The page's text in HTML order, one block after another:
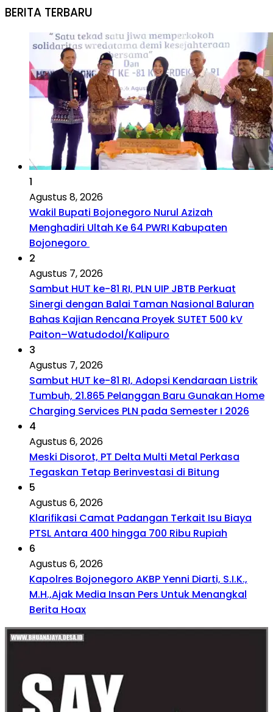
BERITA TERBARU
1
Agustus 8, 2026
Wakil Bupati Bojonegoro Nurul Azizah
Menghadiri Ultah Ke 64 PWRI Kabupaten
Bojonegoro
2
Agustus 7, 2026
Sambut HUT ke-81 RI, PLN UIP JBTB Perkuat
Sinergi dengan Balai Taman Nasional Baluran
Bahas Kajian Rencana Proyek SUTET 500 kV
Paiton–Watudodol/Kalipuro
3
Agustus 7, 2026
Sambut HUT ke-81 RI, Adopsi Kendaraan Listrik
Tumbuh, 21.865 Pelanggan Baru Gunakan Home
Charging Services PLN pada Semester I 2026
4
Agustus 6, 2026
Meski Disorot, PT Delta Multi Metal Perkasa
Tegaskan Tetap Berinvestasi di Bitung
5
Agustus 6, 2026
Klarifikasi Camat Padangan Terkait Isu Biaya
PTSL Antara 400 hingga 700 Ribu Rupiah
6
Agustus 6, 2026
Kapolres Bojonegoro AKBP Yenni Diarti, S.I.K.,
M.H.,Ajak Media Insan Pers Untuk Menangkal
Berita Hoax